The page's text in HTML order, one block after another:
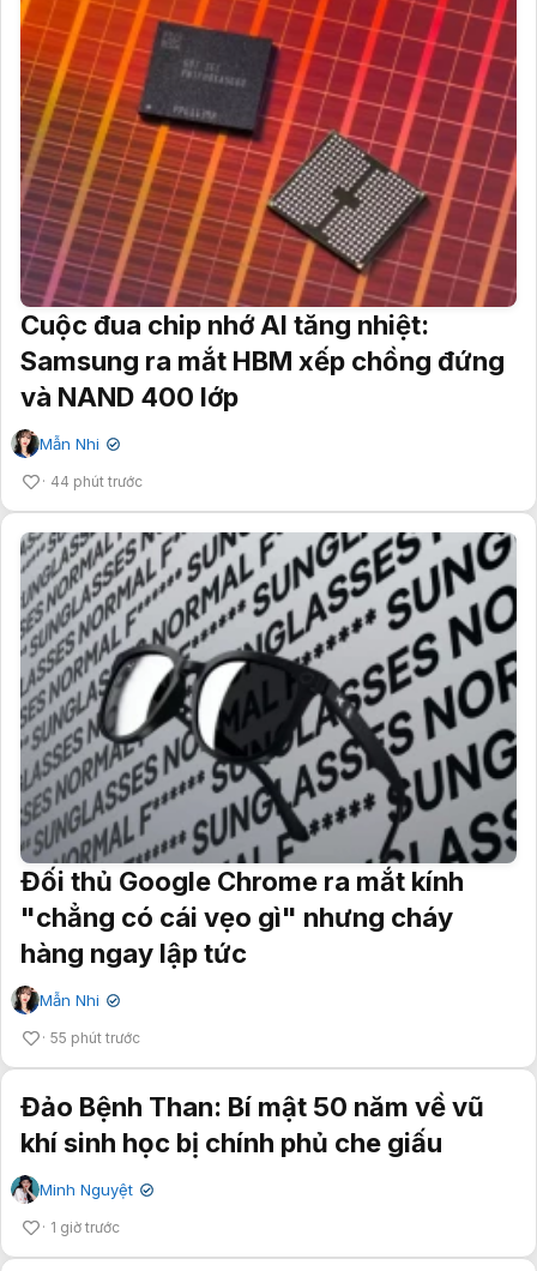
Cuộc đua chip nhớ AI tăng nhiệt:
Samsung ra mắt HBM xếp chồng đứng
và NAND 400 lớp
Mẫn Nhi ✔
44 phút trước
Đối thủ Google Chrome ra mắt kính
"chẳng có cái vẹo gì" nhưng cháy
hàng ngay lập tức
Mẫn Nhi ✔
55 phút trước
Đảo Bệnh Than: Bí mật 50 năm về vũ
khí sinh học bị chính phủ che giấu
Minh Nguyệt ✔
1 giờ trước